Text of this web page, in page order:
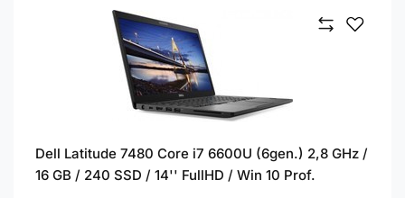
Dell Latitude 7480 Core i7 6600U (6gen.) 2,8 GHz /
16 GB / 240 SSD / 14'' FullHD / Win 10 Prof.